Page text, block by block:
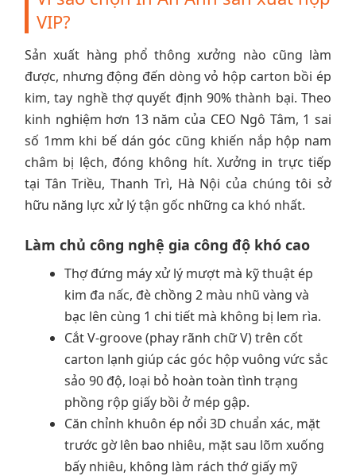
VIP?
Sản xuất hàng phổ thông xưởng nào cũng làm
được, nhưng động đến dòng vỏ hộp carton bồi ép
kim, tay nghề thợ quyết định 90% thành bại. Theo
kinh nghiệm hơn 13 năm của CEO Ngô Tâm, 1 sai
số 1mm khi bế dán góc cũng khiến nắp hộp nam
châm bị lệch, đóng không hít. Xưởng in trực tiếp
tại Tân Triều, Thanh Trì, Hà Nội của chúng tôi sở
hữu năng lực xử lý tận gốc những ca khó nhất.
Làm chủ công nghệ gia công độ khó cao
Thợ đứng máy xử lý mượt mà kỹ thuật ép
kim đa nấc, đè chồng 2 màu nhũ vàng và
bạc lên cùng 1 chi tiết mà không bị lem rìa.
Cắt V-groove (phay rãnh chữ V) trên cốt
carton lạnh giúp các góc hộp vuông vức sắc
sảo 90 độ, loại bỏ hoàn toàn tình trạng
phồng rộp giấy bồi ở mép gập.
Căn chỉnh khuôn ép nổi 3D chuẩn xác, mặt
trước gờ lên bao nhiêu, mặt sau lõm xuống
bấy nhiêu, không làm rách thớ giấy mỹ